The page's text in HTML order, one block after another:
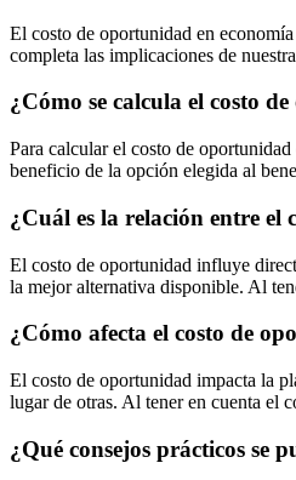
El costo de oportunidad en
completa las implicaciones de
¿Cómo se calcula el costo
Para calcular el costo de
beneficio de la opción elegida al
¿Cuál es la relación entre el
El costo de oportunidad influye
la mejor alternativa disponible. Al
¿Cómo afecta el costo de
El costo de oportunidad impacta la
lugar de otras. Al tener en cuenta el
¿Qué consejos prácticos se